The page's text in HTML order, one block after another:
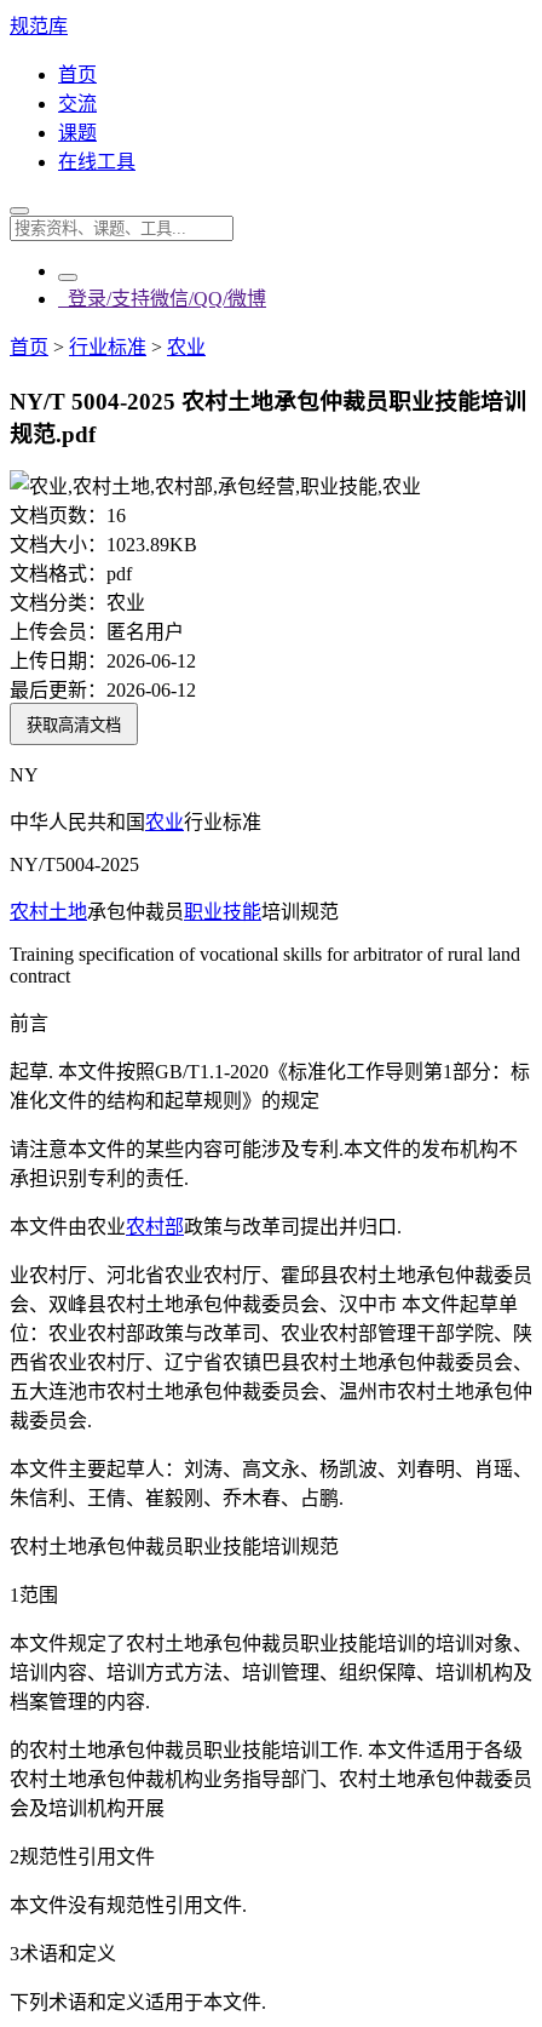
规范库
首页
交流
课题
在线工具
登录/支持微信/QQ/微博
首页 > 行业标准 > 农业
NY/T 5004-2025 农村土地承包仲裁员职业技能培训
规范.pdf
文档页数： 16
文档大小： 1023.89KB
文档格式： pdf
文档分类： 农业
上传会员：
匿名用户
上传日期： 2026-06-12
最后更新： 2026-06-12
获取高清文档
NY
中华人民共和国农业行业标准
NY/T5004-2025
农村土地承包仲裁员职业技能培训规范
Training specification of vocational skills for arbitrator of rural land
contract
前言
起草. 本文件按照GB/T1.1-2020《标准化工作导则第1部分：标
准化文件的结构和起草规则》的规定
请注意本文件的某些内容可能涉及专利.本文件的发布机构不
承担识别专利的责任.
本文件由农业农村部政策与改革司提出并归口.
业农村厅、河北省农业农村厅、霍邱县农村土地承包仲裁委员
会、双峰县农村土地承包仲裁委员会、汉中市 本文件起草单
位：农业农村部政策与改革司、农业农村部管理干部学院、陕
西省农业农村厅、辽宁省农镇巴县农村土地承包仲裁委员会、
五大连池市农村土地承包仲裁委员会、温州市农村土地承包仲
裁委员会.
本文件主要起草人：刘涛、高文永、杨凯波、刘春明、肖瑶、
朱信利、王倩、崔毅刚、乔木春、占鹏.
农村土地承包仲裁员职业技能培训规范
1范围
本文件规定了农村土地承包仲裁员职业技能培训的培训对象、
培训内容、培训方式方法、培训管理、组织保障、培训机构及
档案管理的内容.
的农村土地承包仲裁员职业技能培训工作. 本文件适用于各级
农村土地承包仲裁机构业务指导部门、农村土地承包仲裁委员
会及培训机构开展
2规范性引用文件
本文件没有规范性引用文件.
3术语和定义
下列术语和定义适用于本文件.